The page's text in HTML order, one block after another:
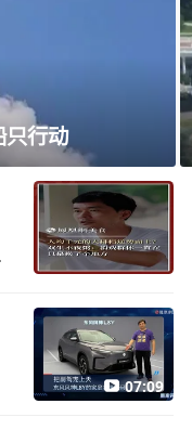
白宫停机坪
07:09